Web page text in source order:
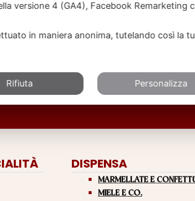
DISPENSA
MARMELLATE E
MIELE E CO.
versione 4 (GA4), Facebook Remarketing
in maniera anonima, tutelando così la
Rifiuta Personalizza